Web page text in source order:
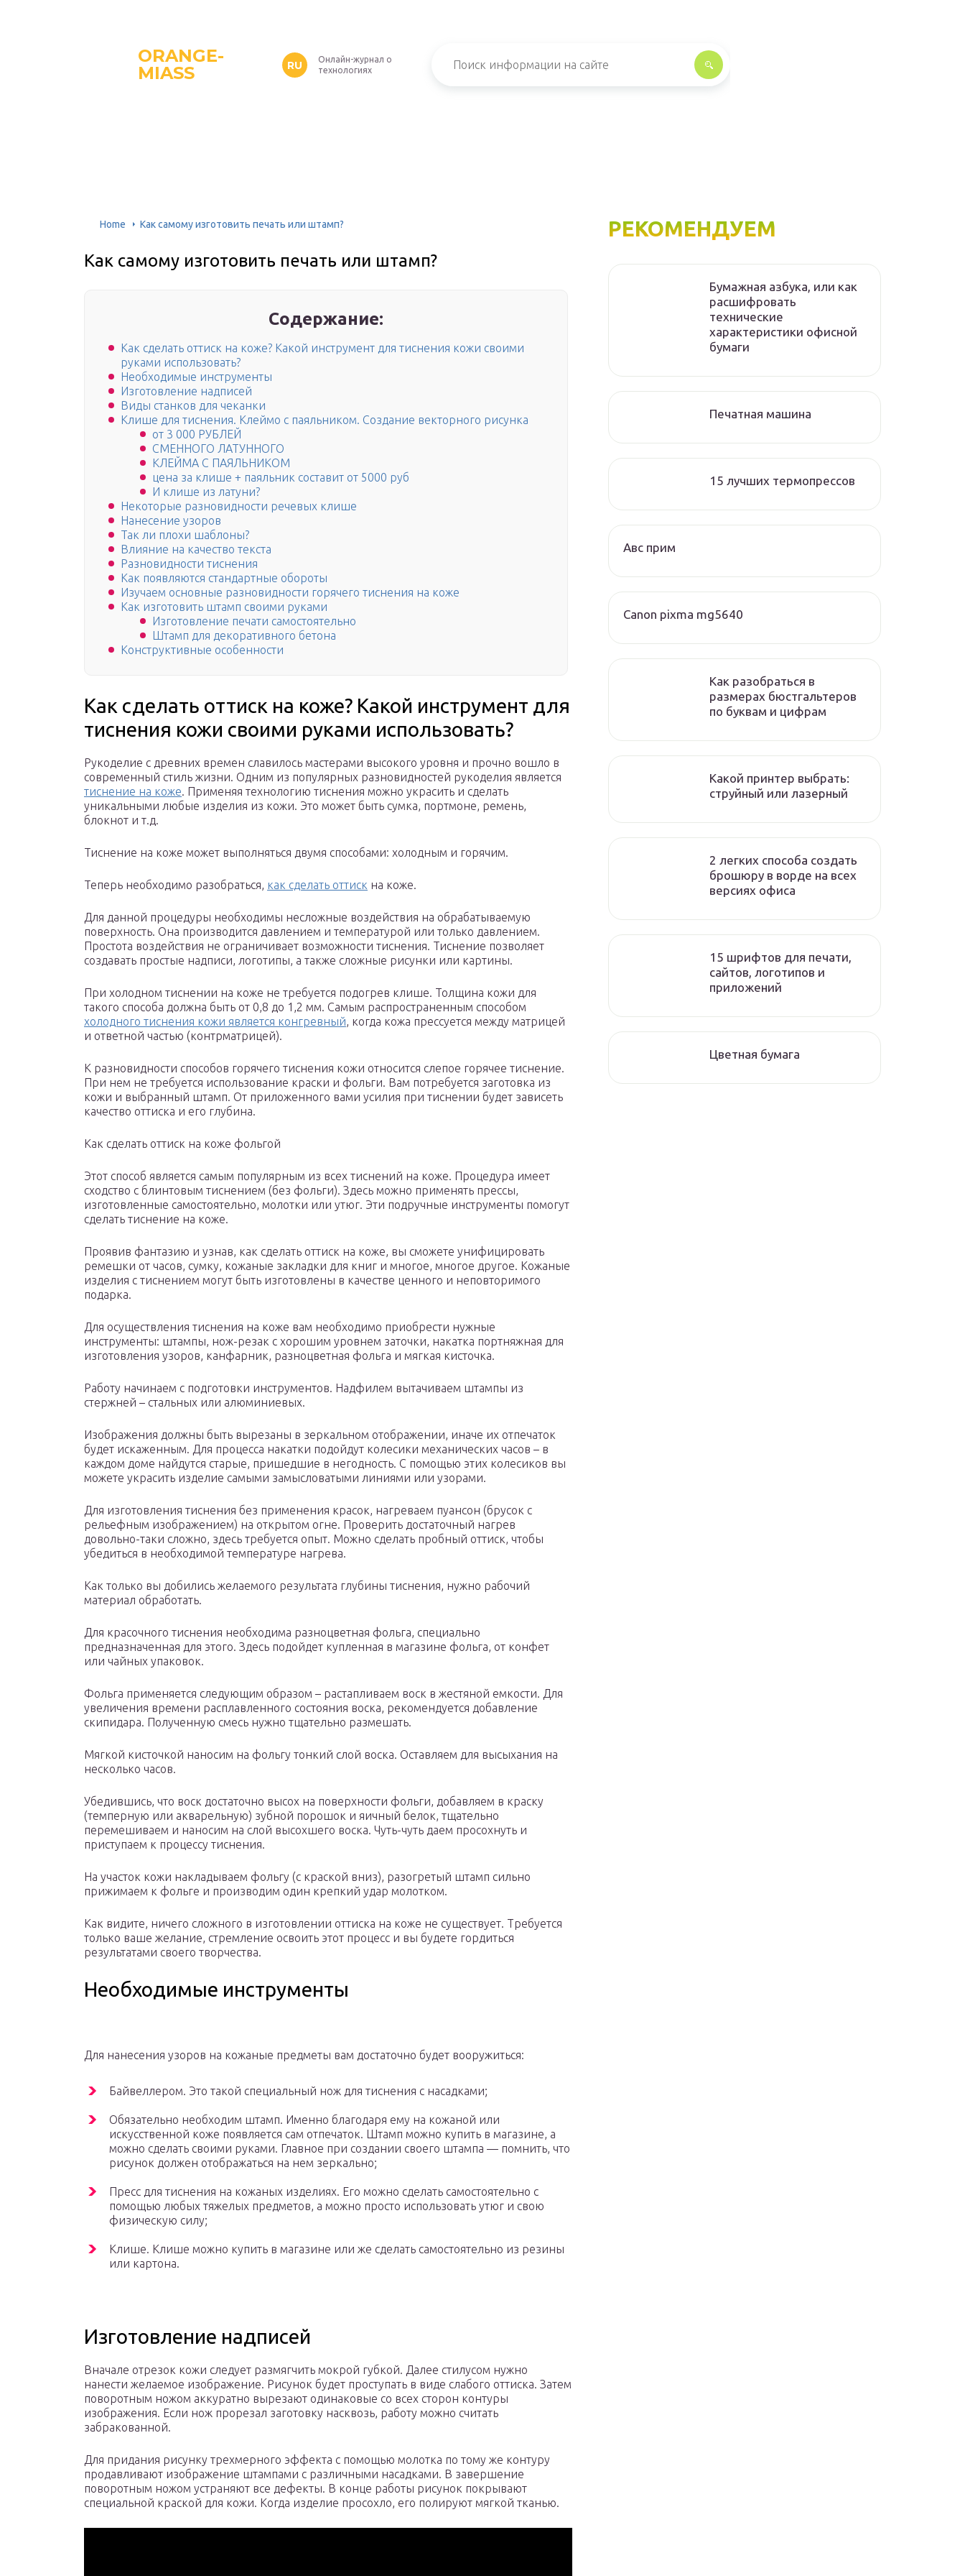
ORANGE-
MIASS
RU
Онлайн-журнал о
технологиях
Home Как самому изготовить печать или штамп?
Как самому изготовить печать или штамп?
Содержание:
Как сделать оттиск на коже? Какой инструмент для тиснения кожи своими
руками использовать?
Необходимые инструменты
Изготовление надписей
Виды станков для чеканки
Клише для тиснения. Клеймо с паяльником. Создание векторного рисунка
от 3 000 РУБЛЕЙ
СМЕННОГО ЛАТУННОГО
КЛЕЙМА С ПАЯЛЬНИКОМ
цена за клише + паяльник составит от 5000 руб
И клише из латуни?
Некоторые разновидности речевых клише
Нанесение узоров
Так ли плохи шаблоны?
Влияние на качество текста
Разновидности тиснения
Как появляются стандартные обороты
Изучаем основные разновидности горячего тиснения на коже
Как изготовить штамп своими руками
Изготовление печати самостоятельно
Штамп для декоративного бетона
Конструктивные особенности
Как сделать оттиск на коже? Какой инструмент для
тиснения кожи своими руками использовать?
Рукоделие с древних времен славилось мастерами высокого уровня и прочно вошло в
современный стиль жизни. Одним из популярных разновидностей рукоделия является
тиснение на коже. Применяя технологию тиснения можно украсить и сделать
уникальными любые изделия из кожи. Это может быть сумка, портмоне, ремень,
блокнот и т.д.
Тиснение на коже может выполняться двумя способами: холодным и горячим.
Теперь необходимо разобраться, как сделать оттиск на коже.
Для данной процедуры необходимы несложные воздействия на обрабатываемую
поверхность. Она производится давлением и температурой или только давлением.
Простота воздействия не ограничивает возможности тиснения. Тиснение позволяет
создавать простые надписи, логотипы, а также сложные рисунки или картины.
При холодном тиснении на коже не требуется подогрев клише. Толщина кожи для
такого способа должна быть от 0,8 до 1,2 мм. Самым распространенным способом
холодного тиснения кожи является конгревный, когда кожа прессуется между матрицей
и ответной частью (контрматрицей).
К разновидности способов горячего тиснения кожи относится слепое горячее тиснение.
При нем не требуется использование краски и фольги. Вам потребуется заготовка из
кожи и выбранный штамп. От приложенного вами усилия при тиснении будет зависеть
качество оттиска и его глубина.
Как сделать оттиск на коже фольгой
Этот способ является самым популярным из всех тиснений на коже. Процедура имеет
сходство с блинтовым тиснением (без фольги). Здесь можно применять прессы,
изготовленные самостоятельно, молотки или утюг. Эти подручные инструменты помогут
сделать тиснение на коже.
Проявив фантазию и узнав, как сделать оттиск на коже, вы сможете унифицировать
ремешки от часов, сумку, кожаные закладки для книг и многое, многое другое. Кожаные
изделия с тиснением могут быть изготовлены в качестве ценного и неповторимого
подарка.
Для осуществления тиснения на коже вам необходимо приобрести нужные
инструменты: штампы, нож-резак с хорошим уровнем заточки, накатка портняжная для
изготовления узоров, канфарник, разноцветная фольга и мягкая кисточка.
Работу начинаем с подготовки инструментов. Надфилем вытачиваем штампы из
стержней – стальных или алюминиевых.
Изображения должны быть вырезаны в зеркальном отображении, иначе их отпечаток
будет искаженным. Для процесса накатки подойдут колесики механических часов – в
каждом доме найдутся старые, пришедшие в негодность. С помощью этих колесиков вы
можете украсить изделие самыми замысловатыми линиями или узорами.
Для изготовления тиснения без применения красок, нагреваем пуансон (брусок с
рельефным изображением) на открытом огне. Проверить достаточный нагрев
довольно-таки сложно, здесь требуется опыт. Можно сделать пробный оттиск, чтобы
убедиться в необходимой температуре нагрева.
Как только вы добились желаемого результата глубины тиснения, нужно рабочий
материал обработать.
Для красочного тиснения необходима разноцветная фольга, специально
предназначенная для этого. Здесь подойдет купленная в магазине фольга, от конфет
или чайных упаковок.
Фольга применяется следующим образом – растапливаем воск в жестяной емкости. Для
увеличения времени расплавленного состояния воска, рекомендуется добавление
скипидара. Полученную смесь нужно тщательно размешать.
Мягкой кисточкой наносим на фольгу тонкий слой воска. Оставляем для высыхания на
несколько часов.
Убедившись, что воск достаточно высох на поверхности фольги, добавляем в краску
(темперную или акварельную) зубной порошок и яичный белок, тщательно
перемешиваем и наносим на слой высохшего воска. Чуть-чуть даем просохнуть и
приступаем к процессу тиснения.
На участок кожи накладываем фольгу (с краской вниз), разогретый штамп сильно
прижимаем к фольге и производим один крепкий удар молотком.
Как видите, ничего сложного в изготовлении оттиска на коже не существует. Требуется
только ваше желание, стремление освоить этот процесс и вы будете гордиться
результатами своего творчества.
Необходимые инструменты
Для нанесения узоров на кожаные предметы вам достаточно будет вооружиться:
Байвеллером. Это такой специальный нож для тиснения с насадками;
Обязательно необходим штамп. Именно благодаря ему на кожаной или
искусственной коже появляется сам отпечаток. Штамп можно купить в магазине, а
можно сделать своими руками. Главное при создании своего штампа — помнить, что
рисунок должен отображаться на нем зеркально;
Пресс для тиснения на кожаных изделиях. Его можно сделать самостоятельно с
помощью любых тяжелых предметов, а можно просто использовать утюг и свою
физическую силу;
Клише. Клише можно купить в магазине или же сделать самостоятельно из резины
или картона.
Изготовление надписей
Вначале отрезок кожи следует размягчить мокрой губкой. Далее стилусом нужно
нанести желаемое изображение. Рисунок будет проступать в виде слабого оттиска. Затем
поворотным ножом аккуратно вырезают одинаковые со всех сторон контуры
изображения. Если нож прорезал заготовку насквозь, работу можно считать
забракованной.
Для придания рисунку трехмерного эффекта с помощью молотка по тому же контуру
продавливают изображение штампами с различными насадками. В завершение
поворотным ножом устраняют все дефекты. В конце работы рисунок покрывают
специальной краской для кожи. Когда изделие просохло, его полируют мягкой тканью.
РЕКОМЕНДУЕМ
Бумажная азбука, или как
расшифровать
технические
характеристики офисной
бумаги
Печатная машина
15 лучших термопрессов
Авс прим
Canon pixma mg5640
Как разобраться в
размерах бюстгальтеров
по буквам и цифрам
Какой принтер выбрать:
струйный или лазерный
2 легких способа создать
брошюру в ворде на всех
версиях офиса
15 шрифтов для печати,
сайтов, логотипов и
приложений
Цветная бумага